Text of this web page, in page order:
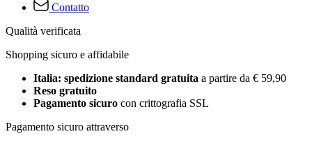
Contatto
Qualità verificata
Shopping sicuro e affidabile
Italia: spedizione standard gratuita a partire da € 59,90
Reso gratuito
Pagamento sicuro con crittografia SSL
Pagamento sicuro attraverso